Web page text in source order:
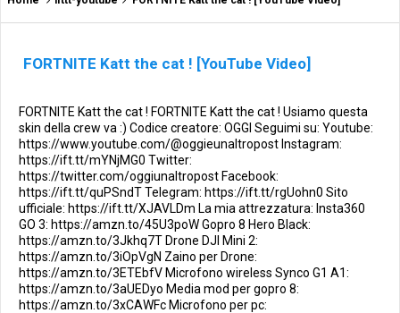
FORTNITE Katt the cat ! [YouTube Video]
FORTNITE Katt the cat ! FORTNITE Katt the cat ! Usiamo questa
skin della crew va :) Codice creatore: OGGI Seguimi su: Youtube:
https://www.youtube.com/@oggieunaltropost Instagram:
https://ift.tt/mYNjMG0 Twitter:
https://twitter.com/oggiunaltropost Facebook:
https://ift.tt/quPSndT Telegram: https://ift.tt/rgUohn0 Sito
ufficiale: https://ift.tt/XJAVLDm La mia attrezzatura: Insta360
GO 3: https://amzn.to/45U3poW Gopro 8 Hero Black:
https://amzn.to/3Jkhq7T Drone DJI Mini 2:
https://amzn.to/3iOpVgN Zaino per Drone:
https://amzn.to/3ETEbfV Microfono wireless Synco G1 A1:
https://amzn.to/3aUEDyo Media mod per gopro 8:
https://amzn.to/3xCAWFc Microfono per pc: